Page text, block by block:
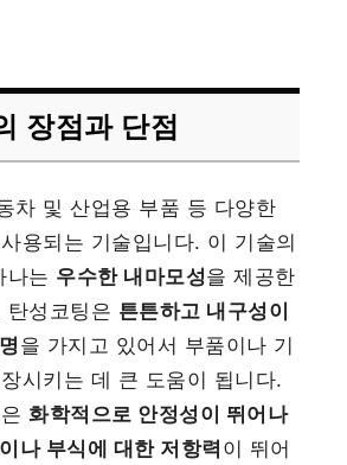
장점과 단점
차 및 산업용 부품 등 다양한
용되는 기술입니다. 이 기술의
나는 우수한 내마모성을 제공한
탄성코팅은 튼튼하고 내구성이
을 가지고 있어서 부품이나 기
시키는 데 큰 도움이 됩니다.
은화학적으로 안정성이 뛰어나
나 부식에 대한 저항력 이 뛰어